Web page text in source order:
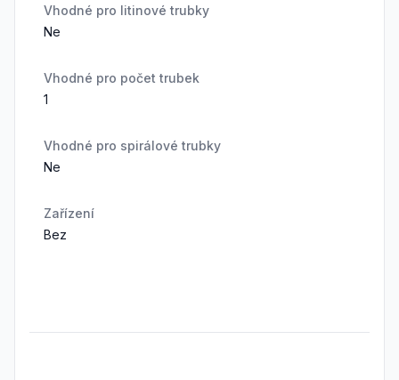
Vhodné pro litinové trubky
Ne
Vhodné pro počet trubek
1
Vhodné pro spirálové trubky
Ne
Zařízení
Bez